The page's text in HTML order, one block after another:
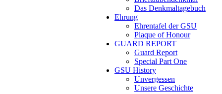
Das Denkmaltagebuch
Ehrung
Ehrentafel der GSU
Plaque of Honour
GUARD REPORT
Guard Report
Special Part One
GSU History
Unvergessen
Unsere Geschichte